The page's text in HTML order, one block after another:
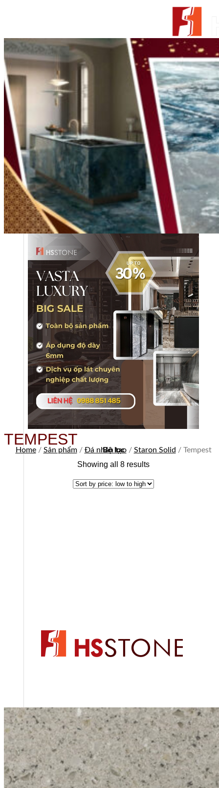
From Surfaces to Spaces
Tìm kiếm:
Giới thiệu
Tổng quan doanh nghiệp
TEMPEST
Home / Sản phẩm / Đá nhân tạo / Staron Solid /Tempest
Bộ lọc
Showing all 8 results